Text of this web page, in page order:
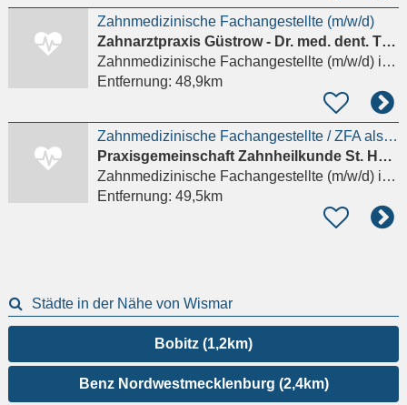
Zahnmedizinische Fachangestellte (m/w/d)
Zahnarztpraxis Güstrow - Dr. med. dent. Thomas Lawrenz, Gunnar Mey
Zahnmedizinische Fachangestellte (m/w/d)in Güstrow
Entfernung: 48,9km
Zahnmedizinische Fachangestellte / ZFA als Behandlungsassistenz (m/w/d) in Groß Grönau bei Lübeck
Praxisgemeinschaft Zahnheilkunde St. Hubertus
Zahnmedizinische Fachangestellte (m/w/d)in Groß Grönau, Sankt Hubertus
Entfernung: 49,5km
Städte in der Nähe von Wismar
Bobitz (1,2km)
Benz Nordwestmecklenburg (2,4km)